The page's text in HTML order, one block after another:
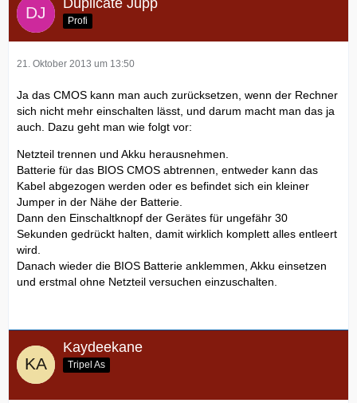
Profi
21. Oktober 2013 um 13:50
Ja das CMOS kann man auch zurücksetzen, wenn der Rechner
sich nicht mehr einschalten lässt, und darum macht man das ja
auch. Dazu geht man wie folgt vor:
Netzteil trennen und Akku herausnehmen.
Batterie für das BIOS CMOS abtrennen, entweder kann das
Kabel abgezogen werden oder es befindet sich ein kleiner
Jumper in der Nähe der Batterie.
Dann den Einschaltknopf der Gerätes für ungefähr 30
Sekunden gedrückt halten, damit wirklich komplett alles entleert
wird.
Danach wieder die BIOS Batterie anklemmen, Akku einsetzen
und erstmal ohne Netzteil versuchen einzuschalten.
Kaydeekane
Tripel As